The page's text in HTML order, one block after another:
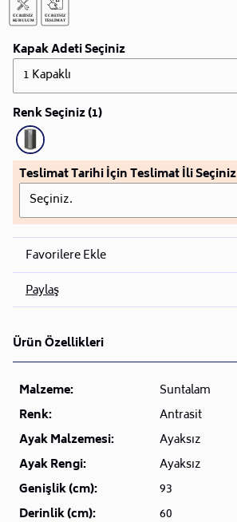
Kapak Adeti Seçiniz
1 Kapaklı
Renk Seçiniz (1)
Teslimat Tarihi İçin Teslimat İli Seçiniz
Seçiniz.
Favorilere Ekle
Paylaş
Ürün Özellikleri
Malzeme:
Suntalam
Renk:
Antrasit
Ayak Malzemesi:
Ayaksız
Ayak Rengi:
Ayaksız
Genişlik (cm):
93
Derinlik (cm):
60